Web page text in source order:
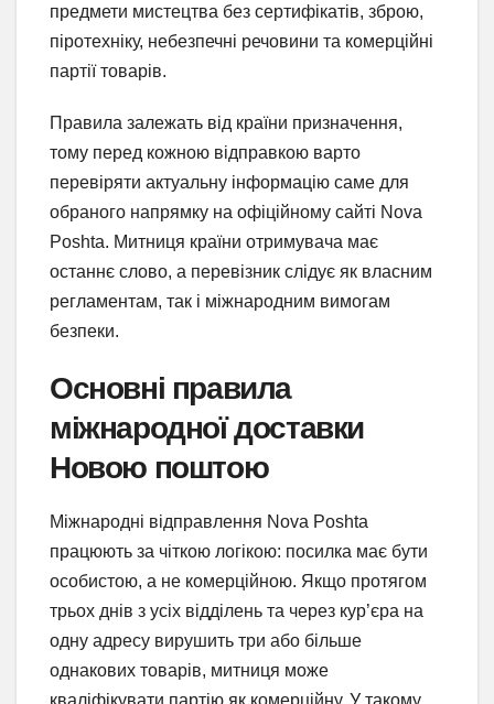
предмети мистецтва без сертифікатів, зброю,
піротехніку, небезпечні речовини та комерційні
партії товарів.
Правила залежать від країни призначення,
тому перед кожною відправкою варто
перевіряти актуальну інформацію саме для
обраного напрямку на офіційному сайті Nova
Poshta. Митниця країни отримувача має
останнє слово, а перевізник слідує як власним
регламентам, так і міжнародним вимогам
безпеки.
Основні правила
міжнародної доставки
Новою поштою
Міжнародні відправлення Nova Poshta
працюють за чіткою логікою: посилка має бути
особистою, а не комерційною. Якщо протягом
трьох днів з усіх відділень та через кур’єра на
одну адресу вирушить три або більше
однакових товарів, митниця може
кваліфікувати партію як комерційну. У такому